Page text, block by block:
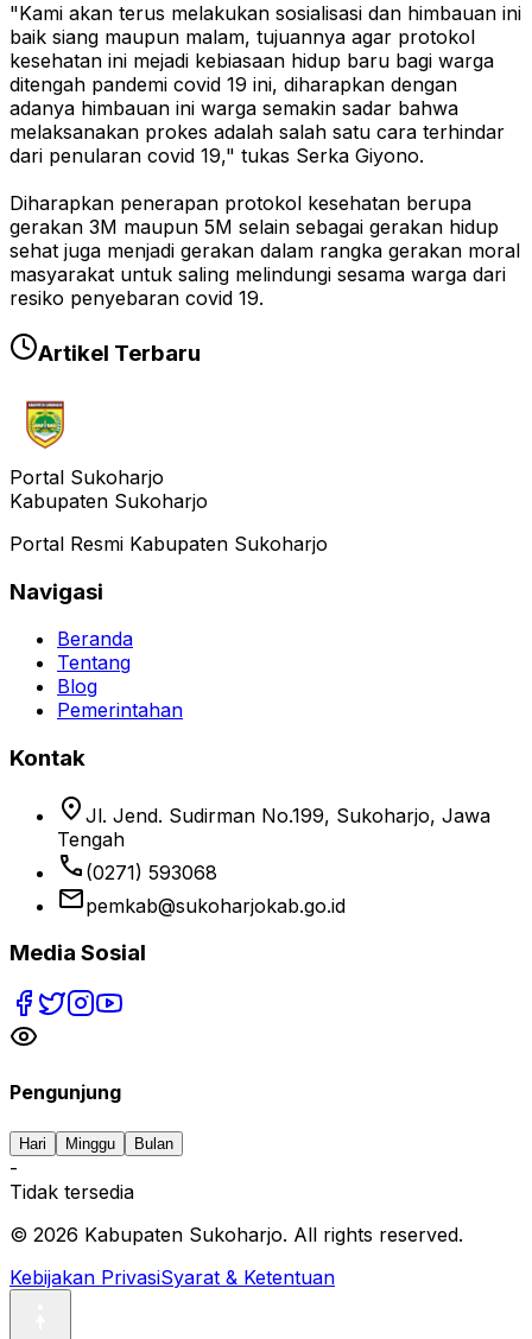
"Kami akan terus melakukan sosialisasi dan himbauan ini
baik siang maupun malam, tujuannya agar protokol
kesehatan ini mejadi kebiasaan hidup baru bagi warga
ditengah pandemi covid 19 ini, diharapkan dengan
adanya himbauan ini warga semakin sadar bahwa
melaksanakan prokes adalah salah satu cara terhindar
dari penularan covid 19," tukas Serka Giyono.
Diharapkan penerapan protokol kesehatan berupa
gerakan 3M maupun 5M selain sebagai gerakan hidup
sehat juga menjadi gerakan dalam rangka gerakan moral
masyarakat untuk saling melindungi sesama warga dari
resiko penyebaran covid 19.
Artikel Terbaru
Portal Sukoharjo
Kabupaten Sukoharjo
Portal Resmi Kabupaten Sukoharjo
Navigasi
Beranda
Tentang
Blog
Pemerintahan
Kontak
location_on Jl. Jend. Sudirman No.199, Sukoharjo, Jawa
Tengah
phone (0271) 593068
emailpemkab@sukoharjokab.go.id
Media Sosial
Pengunjung
Hari Minggu Bulan
-
Tidak tersedia
© 2026 Kabupaten Sukoharjo. All rights reserved.
Kebijakan PrivasiSyarat & Ketentuan